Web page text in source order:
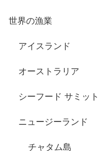
世界の漁業
アイスランド
オーストラリア
シーフード サミット
ニュージーランド
チャタム島